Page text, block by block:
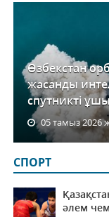
Өзбекстан
жасанды
спутникті
05 тамыз 2026
СПОРТ
әлем